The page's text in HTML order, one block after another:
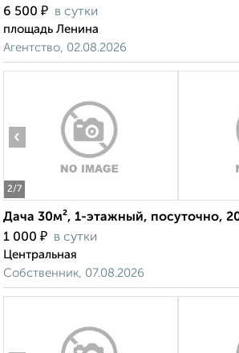
6 500 ₽ в сутки
площадь Ленина
Агентство, 02.08.2026
2/7
‹
Дача 30м², 1-этажный, посуточно,
1 000 ₽ в сутки
Центральная
Собственник, 07.08.2026